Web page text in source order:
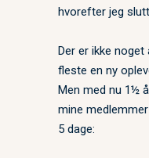
hvorefter jeg
Der er ikke
fleste en ny
Men med nu 1½
mine
5 dage: